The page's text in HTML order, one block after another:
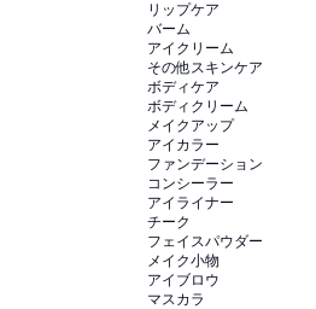
リップケア
バーム
アイクリーム
その他スキンケア
ボディケア
ボディクリーム
メイクアップ
アイカラー
ファンデーション
コンシーラー
アイライナー
チーク
フェイスパウダー
メイク小物
アイブロウ
マスカラ